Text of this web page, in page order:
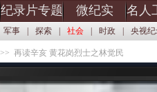
纪录片专题 微纪实 名人
军事 探索 社会 时政 央视
>> 再读辛亥 黄花岗烈士之林觉民